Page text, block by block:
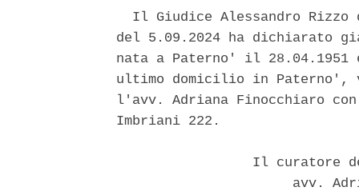
Il Giudice Alessandro Rizzo
del 5.09.2024 ha dichiarato
nata a Paterno' il 28.04.1951
ultimo domicilio in Paterno',
l'avv. Adriana Finocchiaro
Imbriani 222.
Il curatore
avv.